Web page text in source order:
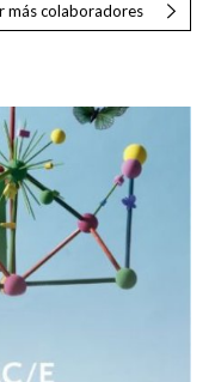
más colaboradores